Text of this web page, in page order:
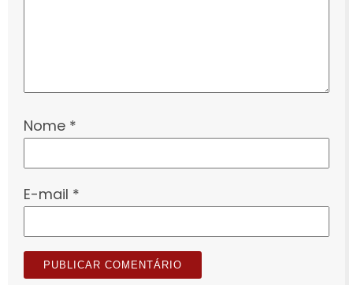
Nome *
E-mail *